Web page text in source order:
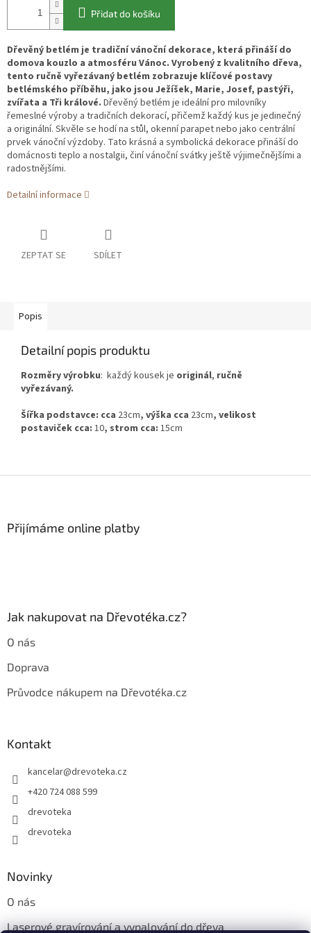
Přidat do košíku
Dřevěný betlém je tradiční vánoční dekorace, která přináší do
domova kouzlo a atmosféru Vánoc. Vyrobený z kvalitního dřeva,
tento ručně vyřezávaný betlém zobrazuje klíčové postavy
betlémského příběhu, jako jsou Ježíšek, Marie, Josef, pastýři,
zvířata a Tři králové. Dřevěný betlém je ideální pro milovníky
řemeslné výroby a tradičních dekorací, přičemž každý kus je jedinečný
a originální. Skvěle se hodí na stůl, okenní parapet nebo jako centrální
prvek vánoční výzdoby. Tato krásná a symbolická dekorace přináší do
domácnosti teplo a nostalgii, činí vánoční svátky ještě výjimečnějšími a
radostnějšími.
Detailní informace
ZEPTAT SE SDÍLET
Popis
Detailní popis produktu
Rozměry výrobku: každý kousek je originál, ručně
vyřezávaný.
Šířka podstavce: cca 23cm, výška cca 23cm, velikost
postaviček cca: 10, strom cca: 15cm
Přijímáme online platby
Jak nakupovat na Dřevotéka.cz?
O nás
Doprava
Průvodce nákupem na Dřevotéka.cz
Kontakt
kancelar@drevoteka.cz
+420 724 088 599
drevoteka
drevoteka
Novinky
O nás
Laserové gravírování a vypalování do dřeva